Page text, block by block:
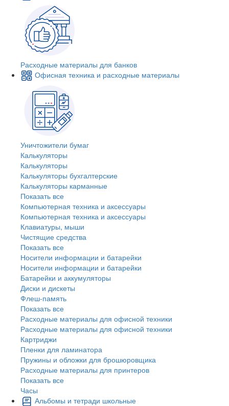
Расходные материалы для банков
Офисная техника и расходные материалы
Уничтожители бумаг
Калькуляторы
Калькуляторы
Калькуляторы бухгалтерские
Калькуляторы карманные
Показать все
Компьютерная техника и аксессуары
Компьютерная техника и аксессуары
Клавиатуры, мыши
Чистящие средства
Показать все
Носители информации и батарейки
Носители информации и батарейки
Батарейки и аккумуляторы
Диски и дискеты
Флеш-память
Показать все
Расходные материалы для офисной техники
Расходные материалы для офисной техники
Картриджи
Пленки для ламинатора
Пружины и обложки для брошюровщика
Расходные материалы для принтеров
Показать все
Часы
Альбомы и тетради школьные